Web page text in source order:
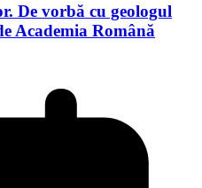
De vorbă cu geologul
Academia Română